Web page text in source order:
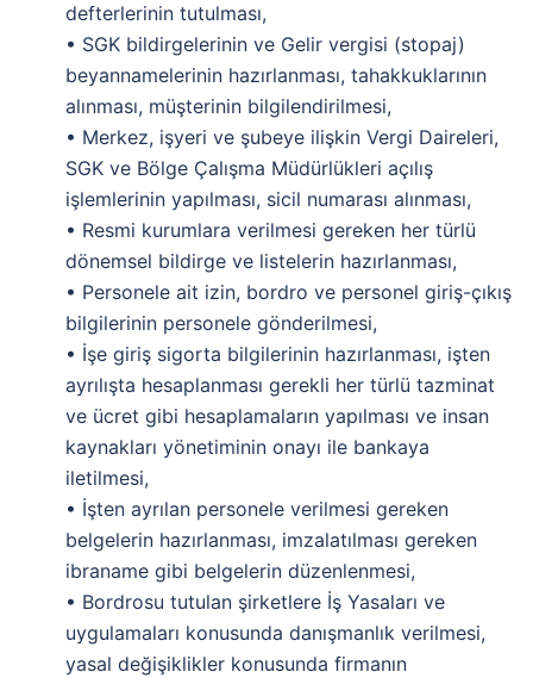
defterlerinin tutulması,
• SGK bildirgelerinin ve Gelir vergisi (stopaj)
beyannamelerinin hazırlanması, tahakkuklarının
alınması, müşterinin bilgilendirilmesi,
• Merkez, işyeri ve şubeye ilişkin Vergi Daireleri,
SGK ve Bölge Çalışma Müdürlükleri açılış
işlemlerinin yapılması, sicil numarası alınması,
• Resmi kurumlara verilmesi gereken her türlü
dönemsel bildirge ve listelerin hazırlanması,
• Personele ait izin, bordro ve personel giriş-çıkış
bilgilerinin personele gönderilmesi,
• İşe giriş sigorta bilgilerinin hazırlanması, işten
ayrılışta hesaplanması gerekli her türlü tazminat
ve ücret gibi hesaplamaların yapılması ve insan
kaynakları yönetiminin onayı ile bankaya
iletilmesi,
• İşten ayrılan personele verilmesi gereken
belgelerin hazırlanması, imzalatılması gereken
ibraname gibi belgelerin düzenlenmesi,
• Bordrosu tutulan şirketlere İş Yasaları ve
uygulamaları konusunda danışmanlık verilmesi,
yasal değişiklikler konusunda firmanın